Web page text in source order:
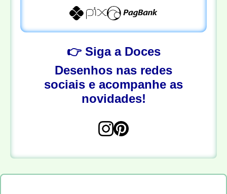
👉 Siga a Doces
Desenhos nas redes
sociais e acompanhe as
novidades!